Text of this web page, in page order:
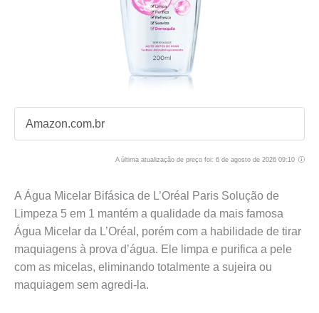
Amazon.com.br
A última atualização de preço foi: 6 de agosto de 2026 09:10
A Água Micelar Bifásica de L’Oréal Paris Solução de
Limpeza 5 em 1 mantém a qualidade da mais famosa
Água Micelar da L’Oréal, porém com a habilidade de tirar
maquiagens à prova d’água. Ele limpa e purifica a pele
com as micelas, eliminando totalmente a sujeira ou
maquiagem sem agredi-la.